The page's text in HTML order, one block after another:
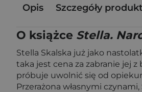
Opis Szczegóły
O książce Stella.
Stella Skalska już jako
taka jest cena za zabranie jej
próbuje uwolnić się od
Przerażona własnymi